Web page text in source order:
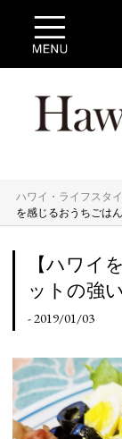
ハワイ・ライフスタ
を感じるおうちごは
【ハワイ
ットの強
- 2019/01/03